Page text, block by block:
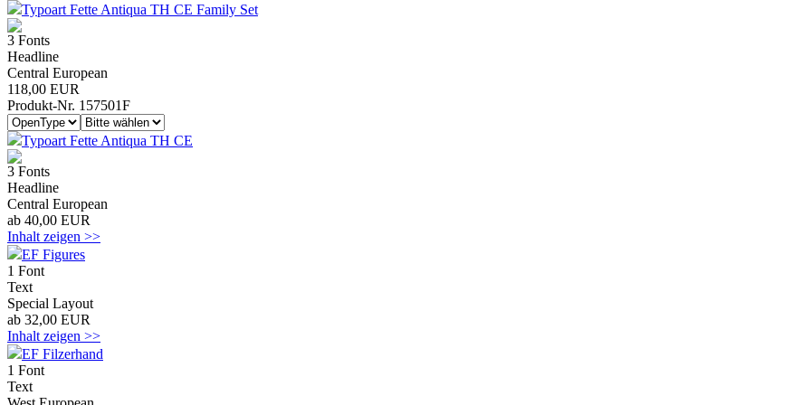
Typoart Fette Antiqua TH CE Family Set
3 Fonts
Headline
Central European
118,00 EUR
Produkt-Nr. 157501F
Typoart Fette Antiqua TH CE
3 Fonts
Headline
Central European
ab 40,00 EUR
Inhalt zeigen >>
EF Figures
1 Font
Text
Special Layout
ab 32,00 EUR
Inhalt zeigen >>
EF Filzerhand
1 Font
Text